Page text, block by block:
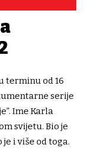
terminu od 16
serije
Ime Karla
svijetu. Bio je
i više od toga.